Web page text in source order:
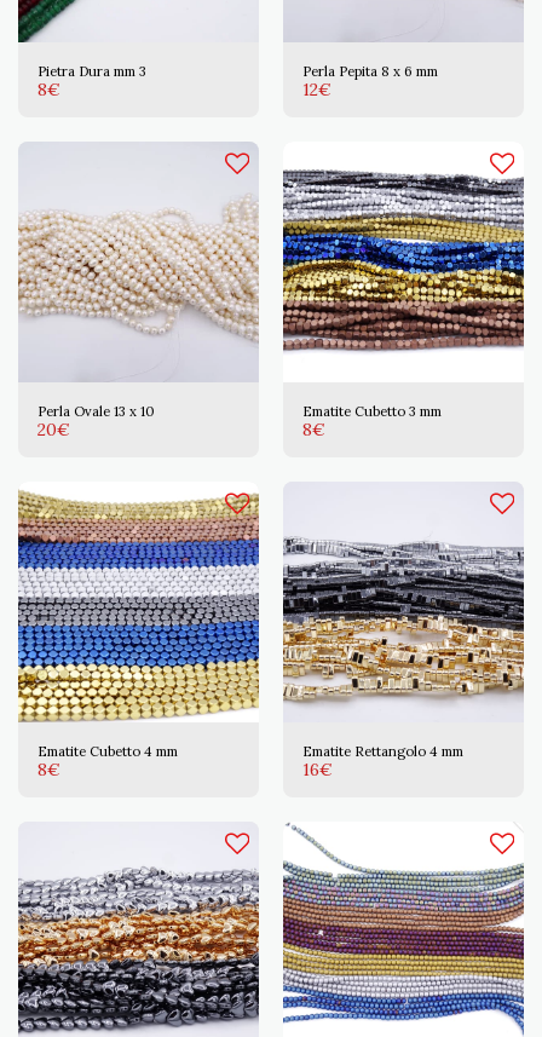
Pietra Dura mm 3
8€
Perla Pepita 8 x 6 mm
12€
Perla Ovale 13 x 10
20€
Ematite Cubetto 3 mm
8€
Ematite Cubetto 4 mm
8€
Ematite Rettangolo 4 mm
16€